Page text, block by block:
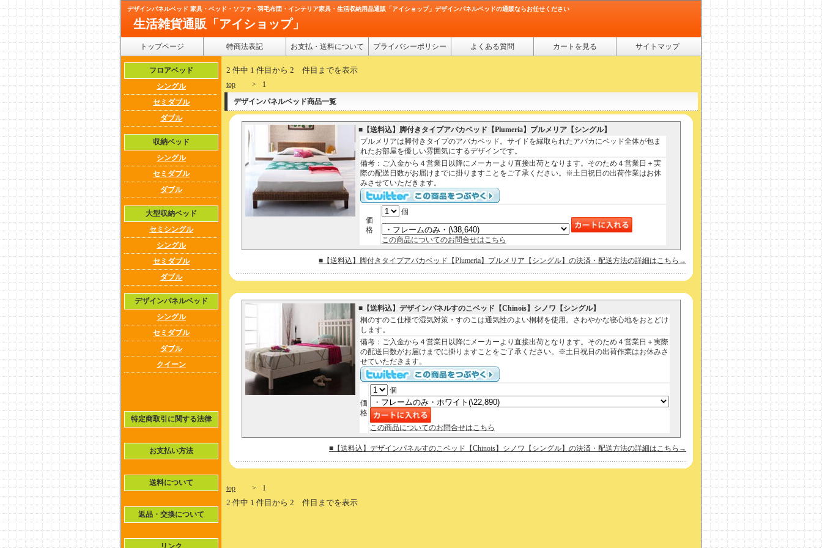
デザインパネルベッド 家具・ベッド・ソファ・羽毛布団・インテリア家具・生活収納用品通販「アイショップ」デザインパネルベッドの通販ならお任せください
生活雑貨通販「アイショップ」
トップページ 特商法表記 お支払・送料について プライバシーポリシー よくある質問 カートを見る サイトマップ
フロアベッド
シングル
セミダブル
ダブル
収納ベッド
シングル
セミダブル
ダブル
大型収納ベッド
セミシングル
シングル
セミダブル
ダブル
デザインパネルベッド
シングル
セミダブル
ダブル
クイーン
特定商取引に関する法律
お支払い方法
送料について
返品・交換について
リンク
2 件中 1 件目から 2 件目までを表示
top >
1
デザインパネルベッド商品一覧
■【送料込】脚付きタイプアバカベッド【Plumeria】プルメリア【シングル】
プルメリアは脚付きタイプのアバカベッド。サイドを縁取られたアバカにベッド全体が包ま
れたお部屋を優しい雰囲気にするデザインです。
備考：ご入金から４営業日以降にメーカーより直接出荷となります。そのため４営業日＋実
際の配送日数がお届けまでに掛りますことをご了承ください。※土日祝日の出荷作業はお休
みさせていただきます。
価
格
個
この商品についてのお問合せはこちら
■【送料込】脚付きタイプアバカベッド【Plumeria】プルメリア【シングル】の決済・配送方法の詳細はこちら→
■【送料込】デザインパネルすのこベッド【Chinois】シノワ【シングル】
桐のすのこ仕様で湿気対策・すのこは通気性のよい桐材を使用。さわやかな寝心地をおとどけ
します。
備考：ご入金から４営業日以降にメーカーより直接出荷となります。そのため４営業日＋実際
の配送日数がお届けまでに掛りますことをご了承ください。※土日祝日の出荷作業はお休みさ
せていただきます。
価
格
個
この商品についてのお問合せはこちら
■【送料込】デザインパネルすのこベッド【Chinois】シノワ【シングル】の決済・配送方法の詳細はこちら→
top > 1
2 件中 1 件目から 2 件目までを表示